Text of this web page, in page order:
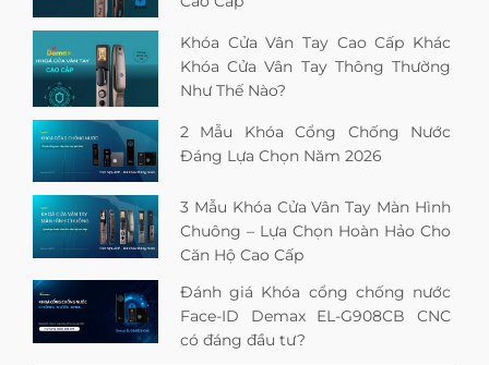
Khóa Cửa Vân Tay Cao Cấp Khác
Khóa Cửa Vân Tay Thông Thường
Như Thế Nào?
2 Mẫu Khóa Cổng Chống Nước
Đáng Lựa Chọn Năm 2026
3 Mẫu Khóa Cửa Vân Tay Màn Hình
Chuông – Lựa Chọn Hoàn Hảo Cho
Căn Hộ Cao Cấp
Đánh giá Khóa cổng chống nước
Face-ID Demax EL-G908CB CNC
có đáng đầu tư?